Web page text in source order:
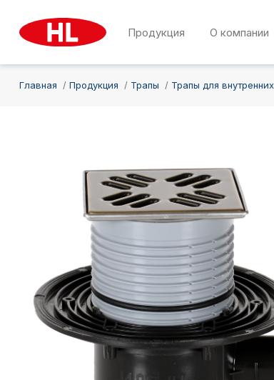
Продукция О компании
Главная Продукция Трапы Трапы для